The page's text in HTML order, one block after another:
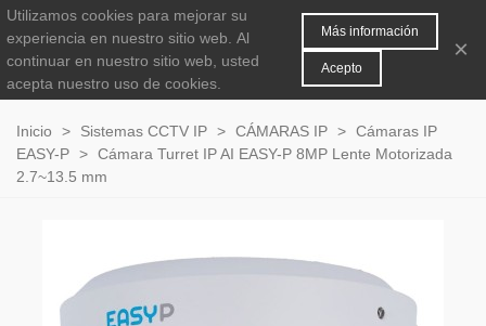
0
Inicio > Sistemas CCTV IP > CÁMARAS IP > Cámaras IP
EASY-P > Cámara Turret IP AI EASY-P 8MP Lente Motorizada
2.7~13.5 mm
Utilizamos cookies para mejorar su
experiencia en nuestro sitio web. Al
continuar en nuestro sitio web, usted
acepta nuestro uso de cookies.
Más información
Acepto
×